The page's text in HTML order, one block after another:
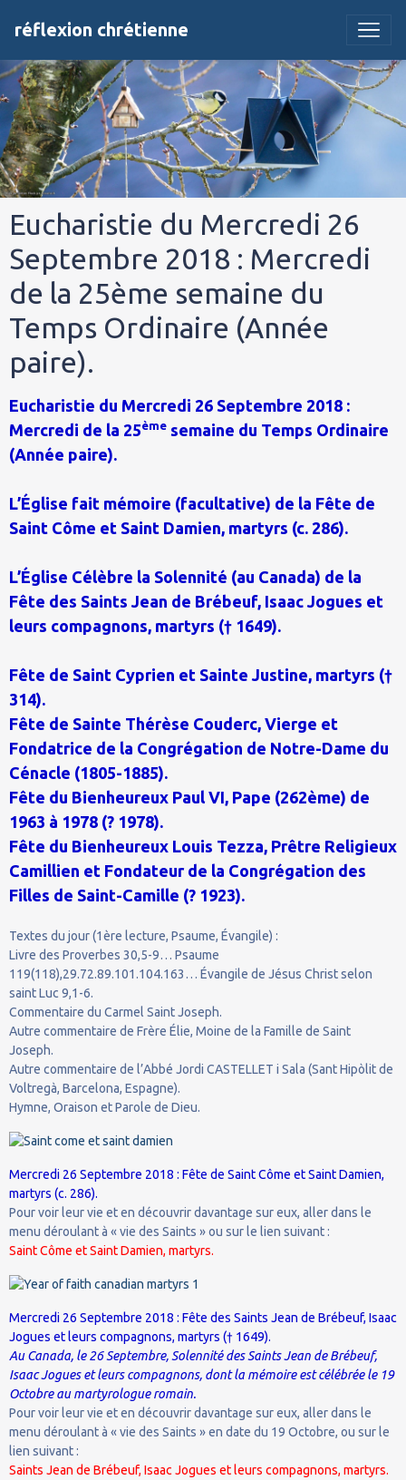
réflexion chrétienne
Eucharistie du Mercredi 26
Septembre 2018 : Mercredi
de la 25ème semaine du
Temps Ordinaire (Année
paire).
Eucharistie du Mercredi 26 Septembre 2018 :
Mercredi de la 25ème semaine du Temps Ordinaire
(Année paire).
L’Église fait mémoire (facultative) de la Fête de
Saint Côme et Saint Damien, martyrs (c. 286).
L’Église Célèbre la Solennité (au Canada) de la
Fête des Saints Jean de Brébeuf, Isaac Jogues et
leurs compagnons, martyrs († 1649).
Fête de Saint Cyprien et Sainte Justine, martyrs (†
314).
Fête de Sainte Thérèse Couderc, Vierge et
Fondatrice de la Congrégation de Notre-Dame du
Cénacle (1805-1885).
Fête du Bienheureux Paul VI, Pape (262ème) de
1963 à 1978 (? 1978).
Fête du Bienheureux Louis Tezza, Prêtre Religieux
Camillien et Fondateur de la Congrégation des
Filles de Saint-Camille (? 1923).
Textes du jour (1ère lecture, Psaume, Évangile) :
Livre des Proverbes 30,5-9… Psaume
119(118),29.72.89.101.104.163… Évangile de Jésus Christ selon
saint Luc 9,1-6.
Commentaire du Carmel Saint Joseph.
Autre commentaire de Frère Élie, Moine de la Famille de Saint
Joseph.
Autre commentaire de l’Abbé Jordi CASTELLET i Sala (Sant Hipòlit de
Voltregà, Barcelona, Espagne).
Hymne, Oraison et Parole de Dieu.
Mercredi 26 Septembre 2018 : Fête de Saint Côme et Saint Damien,
martyrs (c. 286).
Pour voir leur vie et en découvrir davantage sur eux, aller dans le
menu déroulant à « vie des Saints » ou sur le lien suivant :
Saint Côme et Saint Damien, martyrs.
Mercredi 26 Septembre 2018 : Fête des Saints Jean de Brébeuf, Isaac
Jogues et leurs compagnons, martyrs († 1649).
Au Canada, le 26 Septembre, Solennité des Saints Jean de Brébeuf,
Isaac Jogues et leurs compagnons, dont la mémoire est célébrée le 19
Octobre au martyrologue romain.
Pour voir leur vie et en découvrir davantage sur eux, aller dans le
menu déroulant à « vie des Saints » en date du 19 Octobre, ou sur le
lien suivant :
Saints Jean de Brébeuf, Isaac Jogues et leurs compagnons, martyrs.